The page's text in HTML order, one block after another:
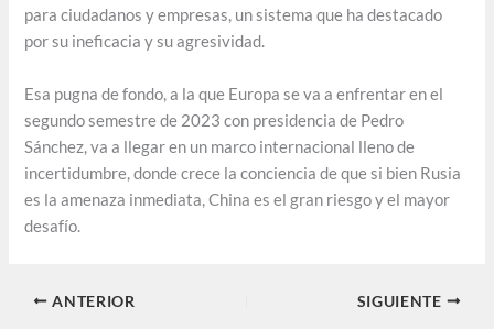
para ciudadanos y empresas, un sistema que ha destacado
por su ineficacia y su agresividad.
Esa pugna de fondo, a la que Europa se va a enfrentar en el
segundo semestre de 2023 con presidencia de Pedro
Sánchez, va a llegar en un marco internacional lleno de
incertidumbre, donde crece la conciencia de que si bien Rusia
es la amenaza inmediata, China es el gran riesgo y el mayor
desafío.
ANTERIOR SIGUIENTE